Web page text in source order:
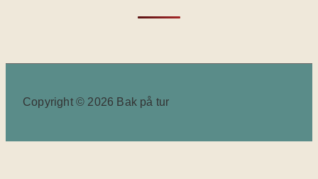
Copyright © 2026 Bak på tur